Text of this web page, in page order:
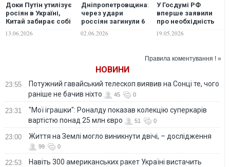
Доки Путін утилізує
росіян в Україні,
Китай забирає собі
бою, - The Hill
13.06.2026
Дніпропетровщина:
через удари
россіян загинули 6
рятувальник, ще 36
02.06.2026
У Госдумі РФ
вперше заявили
про необхідність
19.05.2026
Правила коментування ! »
НОВИНИ
23:55
Потужний гавайський телескоп виявив на Сонці те, чого
раніше не бачив ніхто
45 0
23:31
"Мої іграшки": Роналду показав колекцію суперкарів
вартістю понад 25 млн євро
51 0
23:00 Життя на Землі могло виникнути двічі, – дослідження
99 0
22:53
Навіть 300 американських ракет Україні вистачить